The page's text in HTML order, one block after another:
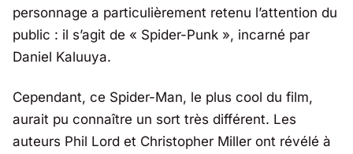
personnage a particulièrement retenu l’attention du
public : il s’agit de « Spider-Punk », incarné par
Daniel Kaluuya.
Cependant, ce Spider-Man, le plus cool du film,
aurait pu connaître un sort très différent. Les
auteurs Phil Lord et Christopher Miller ont révélé à